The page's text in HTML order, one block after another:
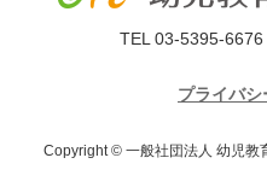
TEL 03-5395-
プライバ
Copyright © 一般社団法人 幼児教